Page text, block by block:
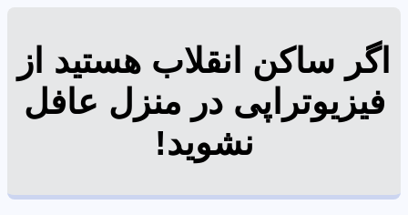
اگر ساکن انقلاب هستید از
فیزیوتراپی در منزل عافل
نشوید!